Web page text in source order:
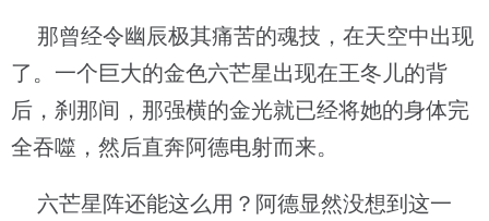
那曾经令幽辰极其痛苦的魂技，在天空中出现
了。一个巨大的金色六芒星出现在王冬儿的背
后，刹那间，那强横的金光就已经将她的身体完
全吞噬，然后直奔阿德电射而来。
六芒星阵还能这么用？阿德显然没想到这一